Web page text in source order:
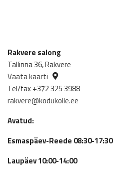
Rakvere salong
Tallinna 36, Rakvere
Vaata kaarti
Tel/fax +372 325 3988
rakvere@kodukolle.ee
Avatud:
Esmaspäev-Reede 08:30-17:30
Laupäev 10:00-14:00